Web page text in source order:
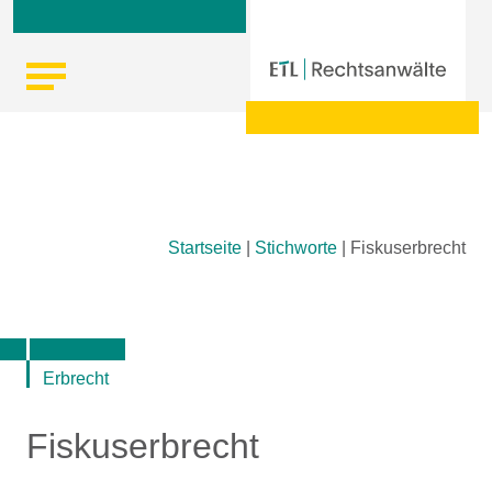
Startseite Stichworte Fiskuserbrecht
Erbrecht
Fiskuserbrecht